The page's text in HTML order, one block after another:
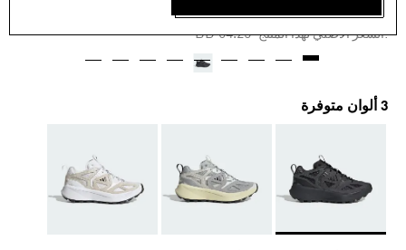
BD 31.53
:السعر الأصلي لهذا المنتج Price reduced from
BD 64.25
to
3 ألوان متوفرة